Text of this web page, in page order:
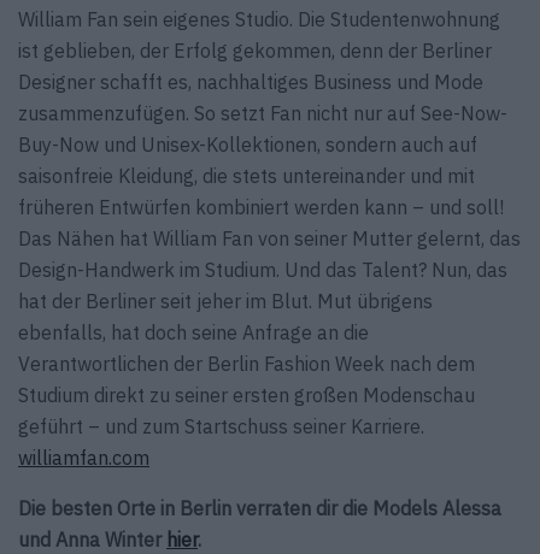
William Fan sein eigenes Studio. Die Studentenwohnung
ist geblieben, der Erfolg gekommen, denn der Berliner
Designer schafft es, nachhaltiges Business und Mode
zusammenzufügen. So setzt Fan nicht nur auf See-Now-
Buy-Now und Unisex-Kollektionen, sondern auch auf
saisonfreie Kleidung, die stets untereinander und mit
früheren Entwürfen kombiniert werden kann – und soll!
Das Nähen hat William Fan von seiner Mutter gelernt, das
Design-Handwerk im Studium. Und das Talent? Nun, das
hat der Berliner seit jeher im Blut. Mut übrigens
ebenfalls, hat doch seine Anfrage an die
Verantwortlichen der Berlin Fashion Week nach dem
Studium direkt zu seiner ersten großen Modenschau
geführt – und zum Startschuss seiner Karriere.
williamfan.com
Die besten Orte in Berlin verraten dir die Models Alessa
und Anna Winter hier.